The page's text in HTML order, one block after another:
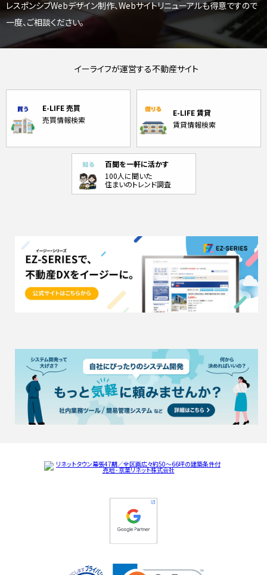
レスポンシブWebデザイン制作、Webサイトリニューアルも得意ですので
一度、ご相談ください。
イーライフが運営する不動産サイト
E-LIFE 売買
売買情報検索
E-LIFE 賃貸
賃貸情報検索
百聞を一軒に活かす
100人に聞いた
住まいのトレンド調査